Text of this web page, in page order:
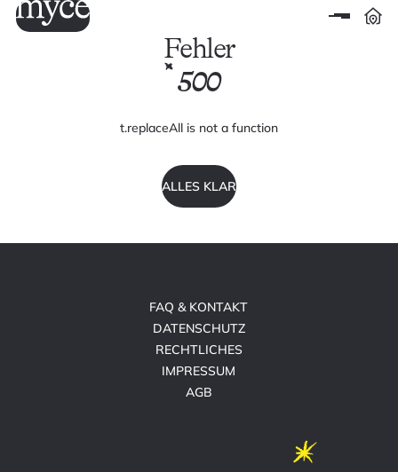
Fehler
500
t.replaceAll is not a function
ALLES KLAR
FAQ & KONTAKT
DATENSCHUTZ
RECHTLICHES
IMPRESSUM
AGB